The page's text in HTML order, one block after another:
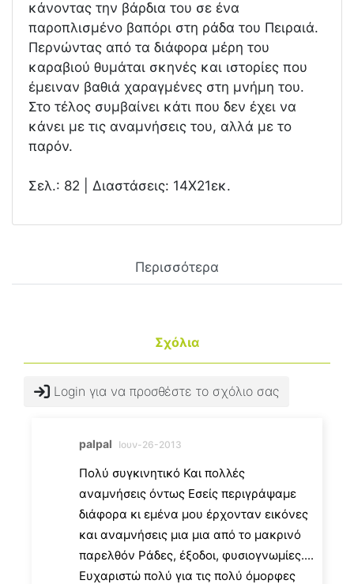
κάνοντας την βάρδια του σε ένα
παροπλισμένο βαπόρι στη ράδα του Πειραιά.
Περνώντας από τα διάφορα μέρη του
καραβιού θυμάται σκηνές και ιστορίες που
έμειναν βαθιά χαραγμένες στη μνήμη του.
Στο τέλος συμβαίνει κάτι που δεν έχει να
κάνει με τις αναμνήσεις του, αλλά με το
παρόν.
Σελ.: 82 | Διαστάσεις: 14Χ21εκ.
Περισσότερα
Σχόλια
Login για να προσθέστε το σχόλιο σας
palpal Ιουν-26-2013
Πολύ συγκινητικό Και πολλές
αναμνήσεις όντως Εσείς περιγράψαμε
διάφορα κι εμένα μου έρχονταν εικόνες
και αναμνήσεις μια μια από το μακρινό
παρελθόν Ράδες, έξοδοι, φυσιογνωμίες....
Ευχαριστώ πολύ για τις πολύ όμορφες